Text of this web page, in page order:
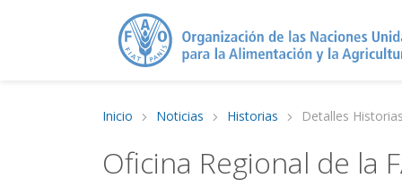
Inicio Noticias Historias Detalles
Oficina Regional de la